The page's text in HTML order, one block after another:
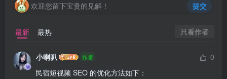
欢迎您留下宝贵的见解！ 提交
最新 最热 只看作者
小喇叭 作者
0
民宿短视频 SEO 的优化方法如下：